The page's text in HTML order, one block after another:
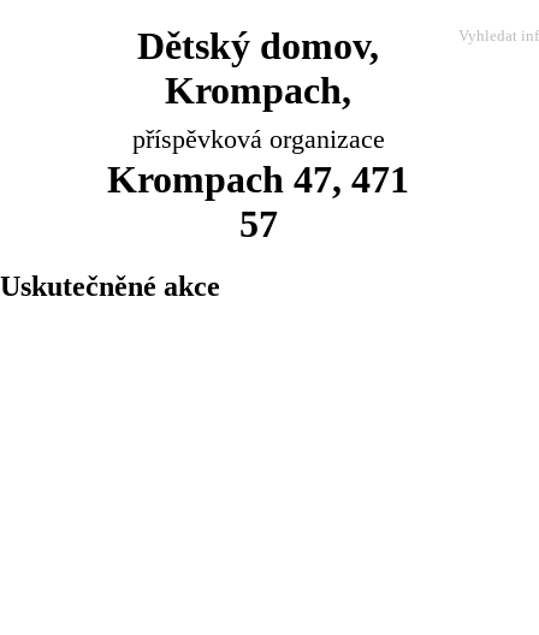
Dětský domov,
Krompach,
příspěvková organizace
Krompach 47, 471
57
Uskutečněné akce